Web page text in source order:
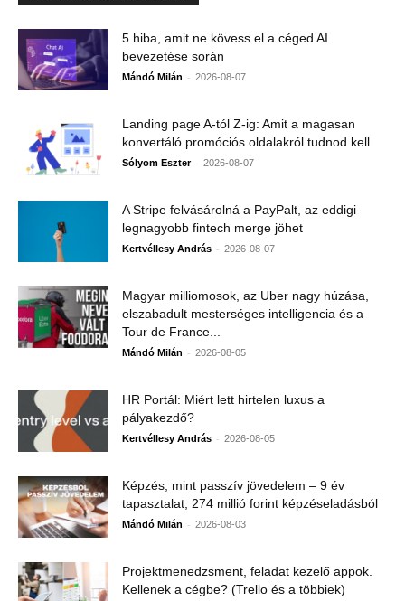
5 hiba, amit ne kövess el a céged AI
bevezetése során
Mándó Milán - 2026-08-07
Landing page A-tól Z-ig: Amit a magasan
konvertáló promóciós oldalakról tudnod kell
Sólyom Eszter - 2026-08-07
A Stripe felvásárolná a PayPalt, az eddigi
legnagyobb fintech merge jöhet
Kertvéllesy András - 2026-08-07
Magyar milliomosok, az Uber nagy húzása,
elszabadult mesterséges intelligencia és a
Tour de France...
Mándó Milán - 2026-08-05
HR Portál: Miért lett hirtelen luxus a
pályakezdő?
Kertvéllesy András - 2026-08-05
Képzés, mint passzív jövedelem – 9 év
tapasztalat, 274 millió forint képzéseladásból
Mándó Milán - 2026-08-03
Projektmenedzsment, feladat kezelő appok.
Kellenek a cégbe? (Trello és a többiek)